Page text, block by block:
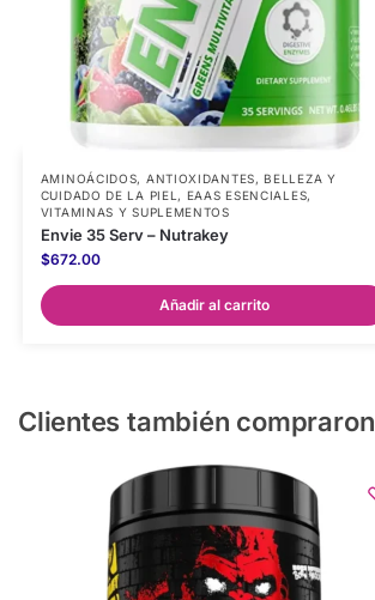
AMINOÁCIDOS, ANTIOXIDANTES,BELLEZA Y
CUIDADO DE LA PIEL , EAAS ESENCIALES,
VITAMINAS Y SUPLEMENTOS
Envie 35 Serv – Nutrakey
$672.00
Añadir al carrito
Clientes también compraron